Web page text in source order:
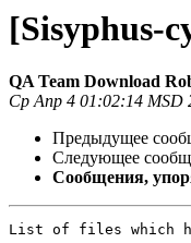
[Sisyphus-
QA Team Download
Ср Апр 4 01:02:14 MSD
Предыдущее
Следующее
Сообщения,
List of files which